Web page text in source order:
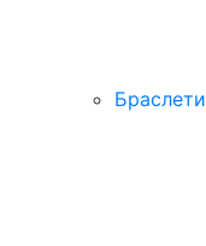
Браслети